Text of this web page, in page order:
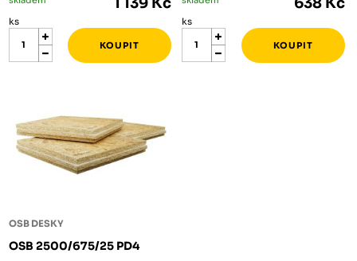
ks ks
OSB DESKY
OSB 2500/675/25 PD4